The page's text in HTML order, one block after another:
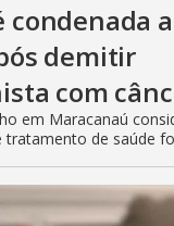
condenada
demitir
com
em Maracanaú
tratamento de saúde